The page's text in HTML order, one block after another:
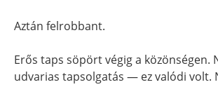
Aztán felrobbant.
Erős taps söpört végig a közönségen.
udvarias tapsolgatás — ez valódi volt.